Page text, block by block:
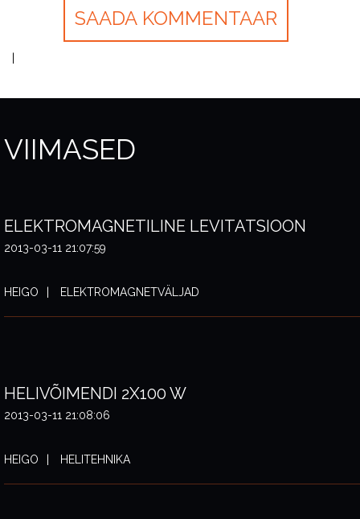
VIIMASED
ELEKTROMAGNETILINE LEVITATSIOON
2013-03-11 21:07:59
HEIGO ELEKTROMAGNETVÄLJAD
HELIVÕIMENDI 2X100 W
2013-03-11 21:08:06
HEIGO HELITEHNIKA